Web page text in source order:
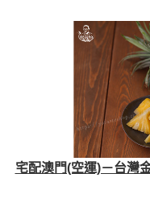
宅配澳門(空運)－台灣